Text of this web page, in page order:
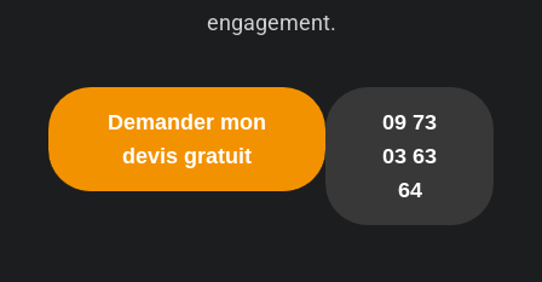
engagement.
Demander mon
devis gratuit
09 73
03 63
64